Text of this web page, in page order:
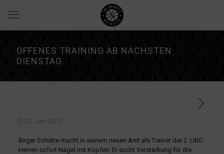
OFFENES TRAINING AB NÄCHSTEN
DIENSTAG
22. Juni 2013
Birger Schütte macht in seinem neuen Amt als Trainer der 2. UBC-
Herren sofort Nägel mit Köpfen. Er sucht Verstärkung für die